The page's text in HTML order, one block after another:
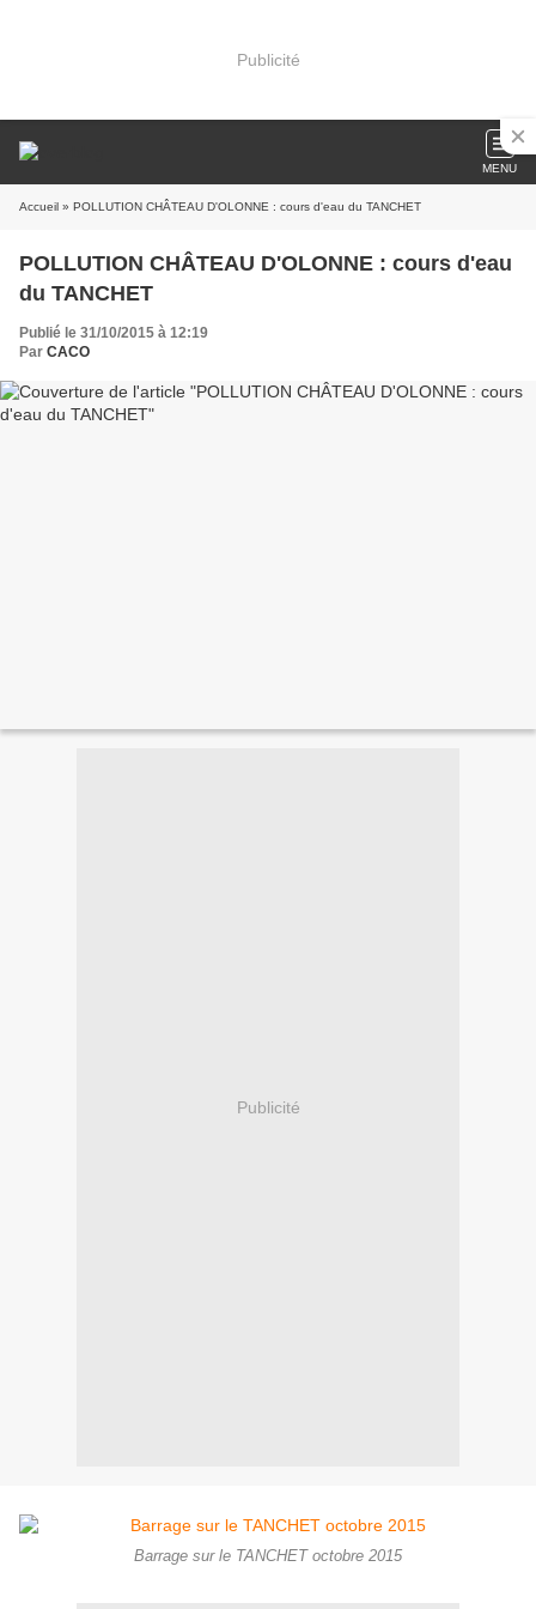
Publicité
MENU
Accueil » POLLUTION CHÂTEAU D'OLONNE : cours d'eau du TANCHET
POLLUTION CHÂTEAU D'OLONNE : cours d'eau
du TANCHET
Publié le 31/10/2015 à 12:19
Par CACO
Publicité
Barrage sur le TANCHET octobre 2015